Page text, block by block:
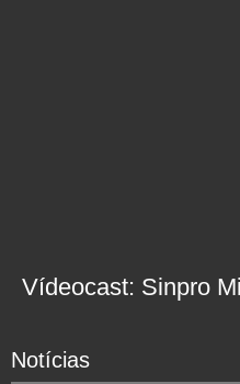
Vídeocast: Sinpro
Notícias